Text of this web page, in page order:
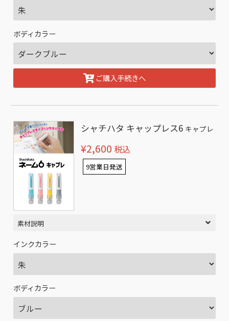
ボディカラー
ご購入手続きへ
シャチハタ キャップレス6 キャプレ
¥2,600 税込
9営業日発送
素材説明
インクカラー
ボディカラー